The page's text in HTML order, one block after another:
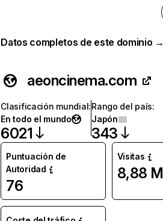
Datos completos de este dominio →
aeoncinema.com
Clasificación mundial:
En todo el mundo
6021
Rango del país:
Japón
343
Puntuación de
Autoridad
76
Visitas
8,88 M